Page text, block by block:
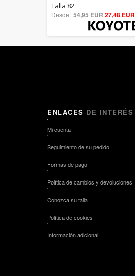
out of 5
Talla 82
Desde: 54,95 EUR27,48 EUR
ENLACES DE INTERÉS
Mi cuenta
Seguimiento de su pedido
Formas de pago
Política de cambios y devoluciones
Conozca su talla
Política de cookies
Información adicional